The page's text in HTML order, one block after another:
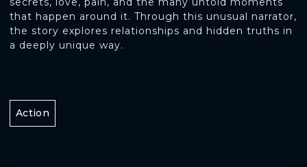
that happen around it. Through this unusual narrator,
the story explores relationships and hidden truths in
a deeply unique way.
Action